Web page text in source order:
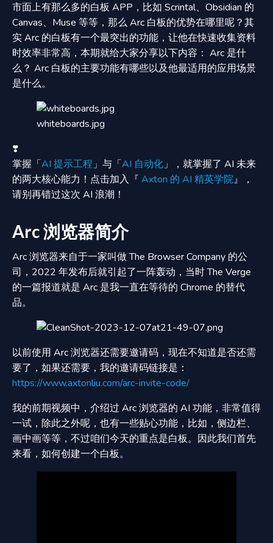
市面上有那么多的白板 APP，比如 Scrintal、Obsidian 的
Canvas、Muse 等等，那么 Arc 白板的优势在哪里呢？其
实 Arc 的白板有一个最突出的功能，让他在快速收集资料
时效率非常高，本期就给大家分享以下内容： Arc 是什
么？ Arc 白板的主要功能有哪些以及他最适用的应用场景
是什么。
whiteboards.jpg
❣️
掌握「AI 提示工程」与「AI 自动化」，就掌握了 AI 未来
的两大核心能力！点击加入『 Axton 的 AI 精英学院』，
请别再错过这次 AI 浪潮！
Arc 浏览器简介
Arc 浏览器来自于一家叫做 The Browser Company 的公
司，2022 年发布后就引起了一阵轰动，当时 The Verge
的一篇报道就是 Arc 是我一直在等待的 Chrome 的替代
品。
以前使用 Arc 浏览器还需要邀请码，现在不知道是否还需
要了，如果还需要，我的邀请码链接是：
https://www.axtonliu.com/arc-invite-code/
我的前期视频中，介绍过 Arc 浏览器的 AI 功能，非常值得
一试，除此之外呢，也有一些贴心功能，比如，侧边栏、
画中画等等，不过咱们今天的重点是白板。因此我们首先
来看，如何创建一个白板。